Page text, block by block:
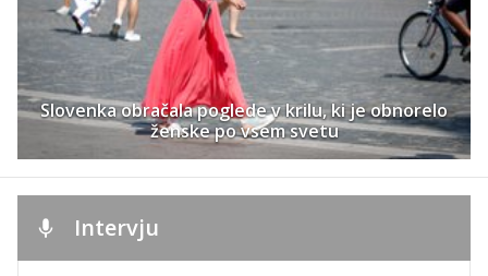
Slovenka obračala poglede v krilu, ki je obnorelo
ženske po vsem svetu
Intervju